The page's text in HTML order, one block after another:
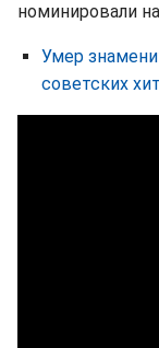
номинировали
Умер
советских